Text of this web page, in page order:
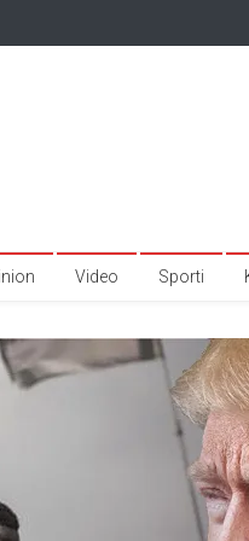
Video Sporti